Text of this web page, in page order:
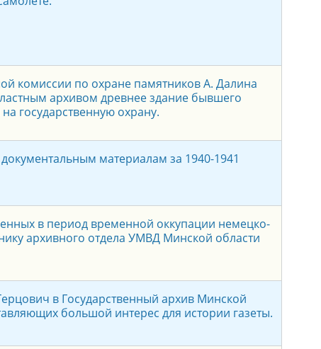
комиссии по охране памятников А. Далина
архивом древнее здание бывшего
государственную охрану.
материалам за 1940-1941
в период временной оккупации немецко-
архивного отдела УМВД Минской области
в Государственный архив Минской
большой интерес для истории газеты.